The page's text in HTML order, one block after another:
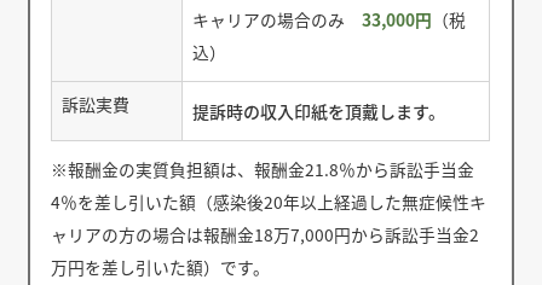
キャリアの場合のみ33,000円 （税
込）
訴訟実費 提訴時の収入印紙を頂戴します。
※報酬金の実質負担額は、報酬金21.8％から訴訟手当金
4％を差し引いた額（感染後20年以上経過した無症候性キ
ャリアの方の場合は報酬金18万7,000円から訴訟手当金2
万円を差し引いた額）です。